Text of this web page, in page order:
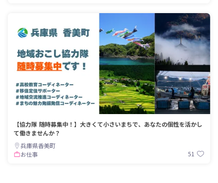
【協力隊 随時募集中！】大きくて小さいまちで、あなたの個性を活かし
て働きませんか？
兵庫県香美町
お仕事
51